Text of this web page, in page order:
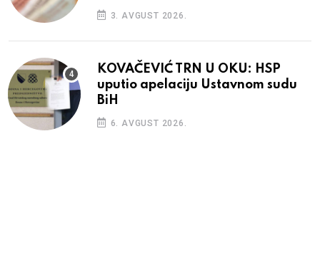
3. AVGUST 2026.
KOVAČEVIĆ TRN U OKU: HSP
uputio apelaciju Ustavnom sudu
BiH
6. AVGUST 2026.